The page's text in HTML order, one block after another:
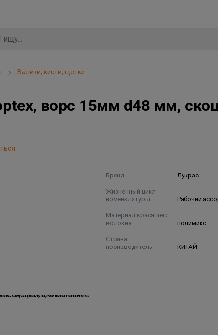
Валики, кисти, щетки
ворс 15мм d48 мм,
Бренд Лукрас
Жизненный цикл
номенклатуры
Рабочий
Материал красящего
волокна:
полимикс
Страна
производитель
КИТАЙ